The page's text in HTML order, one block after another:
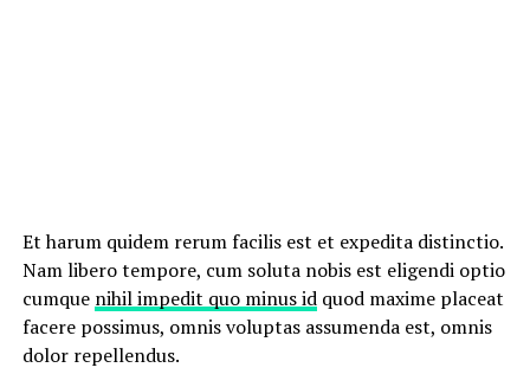
Et harum quidem rerum facilis est et expedita distinctio.
Nam libero tempore, cum soluta nobis est eligendi optio
cumque nihil impedit quo minus idquod maxime placeat
facere possimus, omnis voluptas assumenda est, omnis
dolor repellendus.